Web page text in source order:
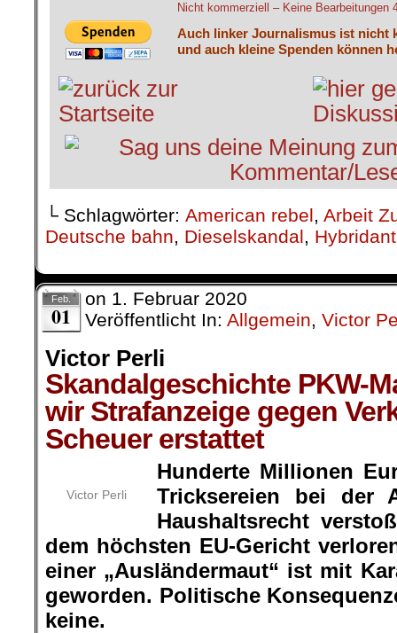
Nicht kommerziell – Keine Bearbeitungen
Auch linker Journalismus ist nicht
und auch kleine Spenden können
└ Schlagwörter: American rebel, Arbeit
Deutsche bahn, Dieselskandal,
Feb.
01
on 1. Februar 2020
Veröffentlicht In: Allgemein, Victor
Victor Perli
Skandalgeschichte PKW-
wir Strafanzeige gegen
Scheuer erstattet
Victor Perli
Hunderte Millionen
Tricksereien bei der
Haushaltsrecht
dem höchsten EU-Gericht
einer „Ausländermaut“ ist mit
geworden. Politische
keine.